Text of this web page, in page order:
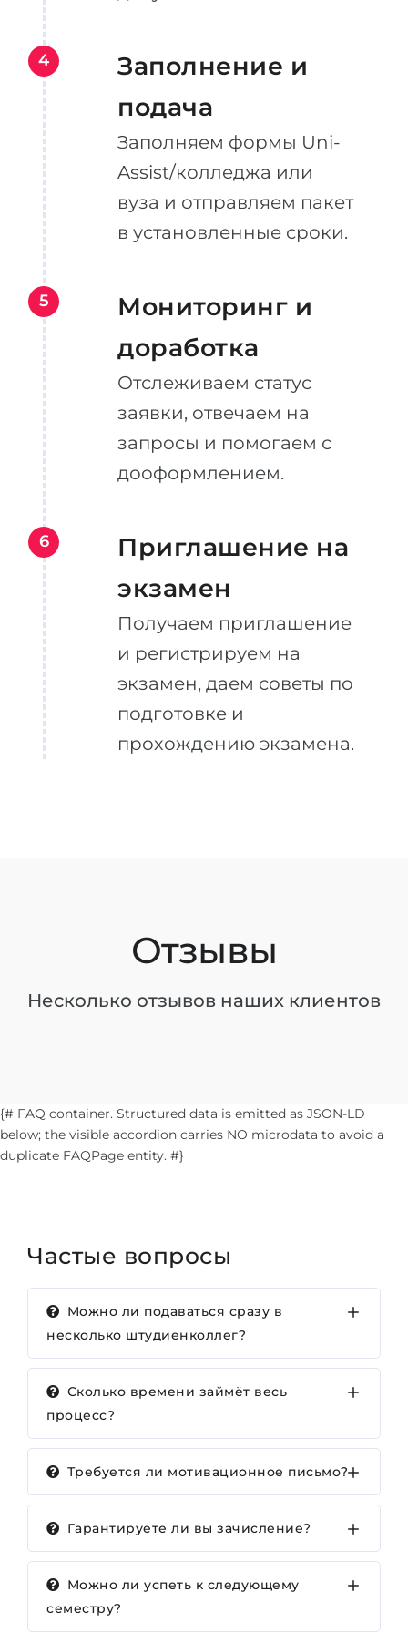
4
Заполнение и
подача
Заполняем формы Uni-
Assist/колледжа или
вуза и отправляем пакет
в установленные сроки.
5
Мониторинг и
доработка
Отслеживаем статус
заявки, отвечаем на
запросы и помогаем с
дооформлением.
6
Приглашение на
экзамен
Получаем приглашение
и регистрируем на
экзамен, даем советы по
подготовке и
прохождению экзамена.
Отзывы
Несколько отзывов наших клиентов
{# FAQ container. Structured data is emitted as JSON-LD
below; the visible accordion carries NO microdata to avoid a
duplicate FAQPage entity. #}
Частые вопросы
Можно ли подаваться сразу в
несколько штудиенколлег?
Сколько времени займёт весь
процесс?
Требуется ли мотивационное письмо?
Гарантируете ли вы зачисление?
Можно ли успеть к следующему
семестру?